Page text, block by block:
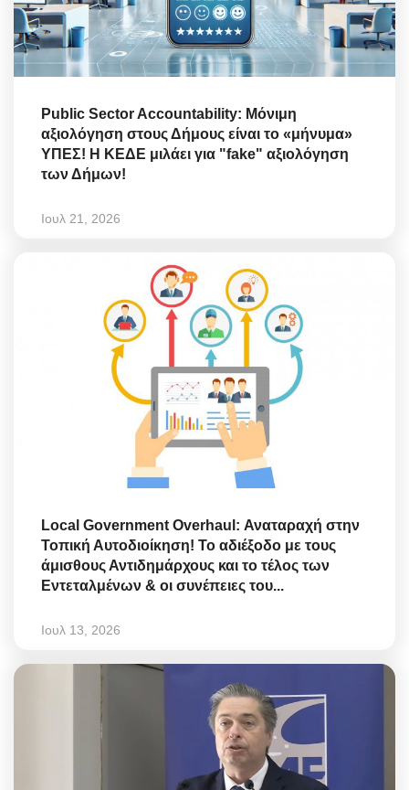
Public Sector Accountability: Μόνιμη
αξιολόγηση στους Δήμους είναι το «μήνυμα»
ΥΠΕΣ! Η ΚΕΔΕ μιλάει για "fake" αξιολόγηση
των Δήμων!
Ιουλ 21, 2026
Local Government Overhaul: Αναταραχή στην
Τοπική Αυτοδιοίκηση! Το αδιέξοδο με τους
άμισθους Αντιδημάρχους και το τέλος των
Εντεταλμένων & οι συνέπειες του...
Ιουλ 13, 2026